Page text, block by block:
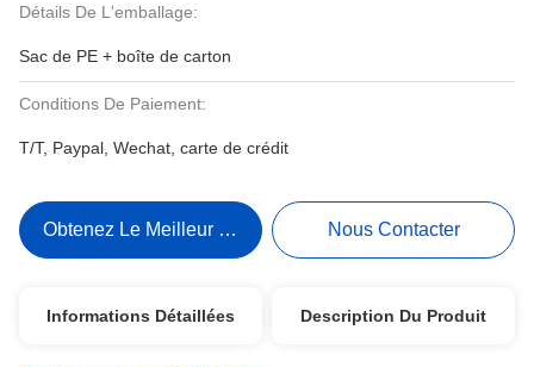
Détails De L'emballage:
Sac de PE + boîte de carton
Conditions De Paiement:
T/T, Paypal, Wechat, carte de crédit
Obtenez Le Meilleur Prix Nous Contacter
Informations Détaillées Description Du Produit